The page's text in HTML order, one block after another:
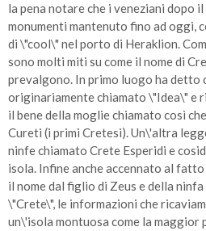
la pena notare che i veneziani dopo
monumenti mantenuto fino ad oggi,
di \"cool\" nel porto di Heraklion.
sono molti miti su come il nome di
prevalgono. In primo luogo ha detto
originariamente chiamato \"Idea\" e
il bene della moglie chiamato così
Cureti (i primi Cretesi). Un\'altra
ninfe chiamato Crete Esperidi e
isola. Infine anche accennato al
il nome dal figlio di Zeus e della
\"Crete\", le informazioni che
un\'isola montuosa come la maggior